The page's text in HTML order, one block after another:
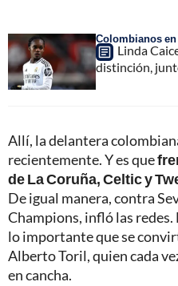
Colombianos
Linda
distinción,
Allí, la delantera
recientemente. Y es que
de La Coruña, Celtic y
De igual manera, contra
Champions, infló las
lo importante que se
Alberto Toril, quien cada
en cancha.